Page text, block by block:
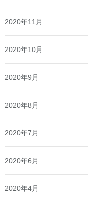
2020年11月
2020年10月
2020年9月
2020年8月
2020年7月
2020年6月
2020年4月